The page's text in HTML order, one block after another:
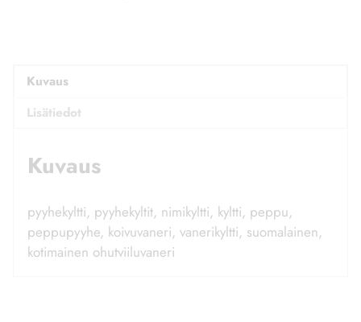
Kuvaus
Lisätiedot
Kuvaus
pyyhekyltti, pyyhekyltit, nimikyltti, kyltti, peppu,
peppupyyhe, koivuvaneri, vanerikyltti, suomalainen,
kotimainen ohutviiluvaneri